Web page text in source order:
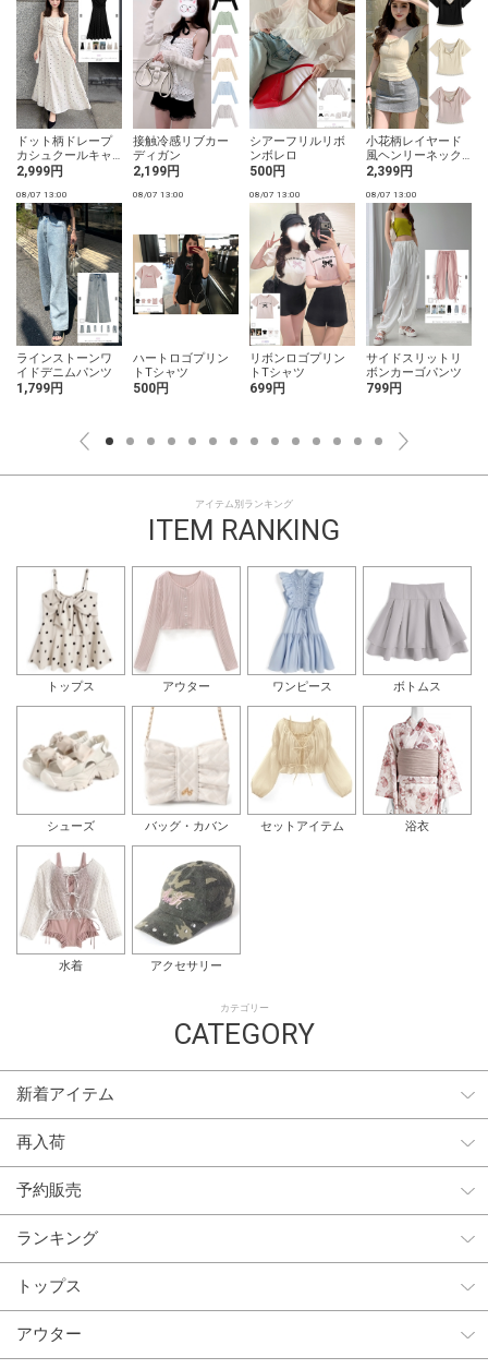
ドット柄ドレープ
カシュクールキャ
ミソールワンピー
2,999円
接触冷感リブカー
ディガン
2,199円
シアーフリルリボ
ンボレロ
500円
小花柄レイヤード
風ヘンリーネック
トップス
2,399円
08/07 13:00
ラインストーンワ
イドデニムパンツ
1,799円
08/07 13:00
ハートロゴプリン
トTシャツ
500円
08/07 13:00
リボンロゴプリン
トTシャツ
699円
08/07 13:00
サイドスリットリ
ボンカーゴパンツ
799円
アイテム別ランキング
ITEM RANKING
トップス アウター ワンピース ボトムス
シューズ バッグ・カバン セットアイテム 浴衣
水着 アクセサリー
カテゴリー
CATEGORY
新着アイテム
再入荷
予約販売
ランキング
トップス
アウター